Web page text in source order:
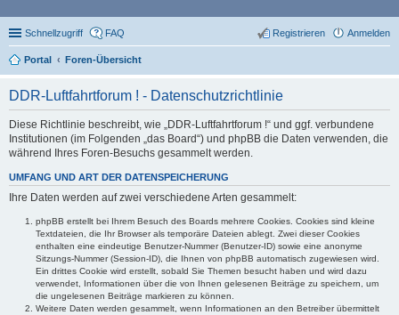
Schnellzugriff FAQ Anmelden
Registrieren
Portal Foren-Übersicht
DDR-Luftfahrtforum ! - Datenschutzrichtlinie
Diese Richtlinie beschreibt, wie „DDR-Luftfahrtforum !“ und ggf. verbundene
Institutionen (im Folgenden „das Board“) und phpBB die Daten verwenden, die
während Ihres Foren-Besuchs gesammelt werden.
UMFANG UND ART DER DATENSPEICHERUNG
Ihre Daten werden auf zwei verschiedene Arten gesammelt:
phpBB erstellt bei Ihrem Besuch des Boards mehrere Cookies. Cookies sind kleine
Textdateien, die Ihr Browser als temporäre Dateien ablegt. Zwei dieser Cookies
enthalten eine eindeutige Benutzer-Nummer (Benutzer-ID) sowie eine anonyme
Sitzungs-Nummer (Session-ID), die Ihnen von phpBB automatisch zugewiesen wird.
Ein drittes Cookie wird erstellt, sobald Sie Themen besucht haben und wird dazu
verwendet, Informationen über die von Ihnen gelesenen Beiträge zu speichern, um
die ungelesenen Beiträge markieren zu können.
Weitere Daten werden gesammelt, wenn Informationen an den Betreiber übermittelt